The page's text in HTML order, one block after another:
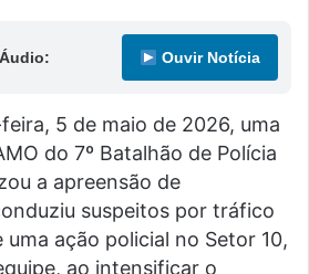
Ouvir Notícia
5 de maio de 2026, uma
do 7º Batalhão de Polícia
a apreensão de
suspeitos por tráfico
ação policial no Setor 10,
ao intensificar o